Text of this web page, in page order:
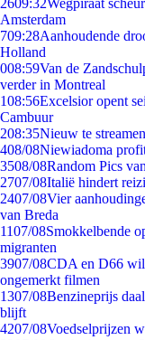
2609:32Wegpiraat
Amsterdam
709:28Aanhoudende
Holland
008:59Van de
verder in Montreal
108:56Excelsior opent
Cambuur
208:35Nieuw te
408/08Niewiadoma
3508/08Random Pics
2707/08Italië hindert
2407/08Vier
van Breda
1107/08Smokkelbende
migranten
3907/08CDA en D66
ongemerkt filmen
1307/08Benzineprijs
blijft
4207/08Voedselprijzen